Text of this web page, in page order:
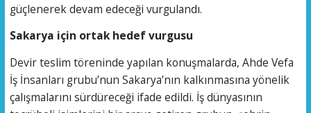
güçlenerek devam edeceği vurgulandı.
Sakarya için ortak hedef vurgusu
Devir teslim töreninde yapılan konuşmalarda, Ahde Vefa
İş İnsanları grubu’nun Sakarya’nın kalkınmasına yönelik
çalışmalarını sürdüreceği ifade edildi. İş dünyasının